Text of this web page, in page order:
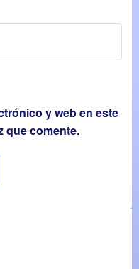
y web en este
que comente.